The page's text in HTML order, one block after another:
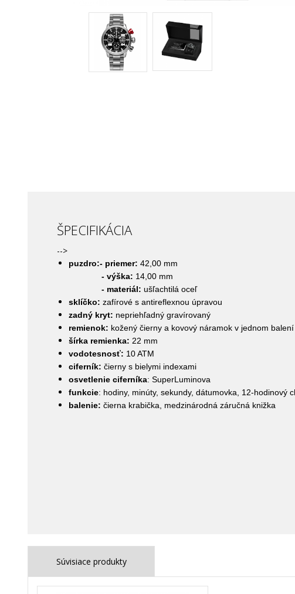
ŠPECIFIKÁCIA
-->
puzdro:- priemer: 42,00 mm
- výška: 14,00 mm
- materiál: ušľachtilá oceľ
sklíčko: zafírové s antireflexnou úpravou
zadný kryt: nepriehľadný gravírovaný
remienok: kožený čierny a kovový náramok v jednom balení
šírka remienka: 22 mm
vodotesnosť: 10 ATM
ciferník: čierny s bielymi indexami
osvetlenie ciferníka: SuperLuminova
funkcie: hodiny, minúty, sekundy, dátumovka, 12-hodinový
balenie: čierna krabička, medzinárodná záručná knižka
Súvisiace produkty